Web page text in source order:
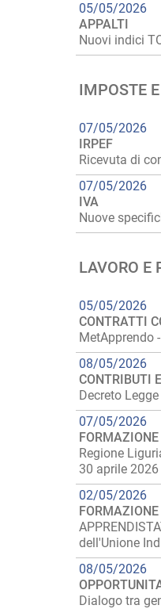
05/05/2026
APPALTI
Nuovi indici
IMPOSTE
07/05/2026
IRPEF
Ricevuta di
07/05/2026
IVA
Nuove
LAVORO E
05/05/2026
CONTRATTI
MetApprendo
08/05/2026
CONTRIBUTI
Decreto
07/05/2026
Regione
30 aprile 2026
02/05/2026
dell'Unione
08/05/2026
Dialogo tra